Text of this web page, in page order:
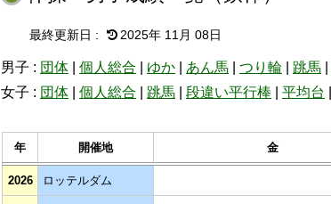
2025年 11月 08日
男子 : 団体 個人総合 ゆか あん馬 つり輪 跳馬
女子 : 団体 個人総合 跳馬 段違い平行棒 平均台
年 開催地 金
2026 ロッテルダム